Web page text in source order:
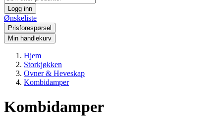
Logg inn
Ønskeliste
Prisforespørsel
Min handlekurv
Hjem
Storkjøkken
Ovner & Heveskap
Kombidamper
Kombidamper